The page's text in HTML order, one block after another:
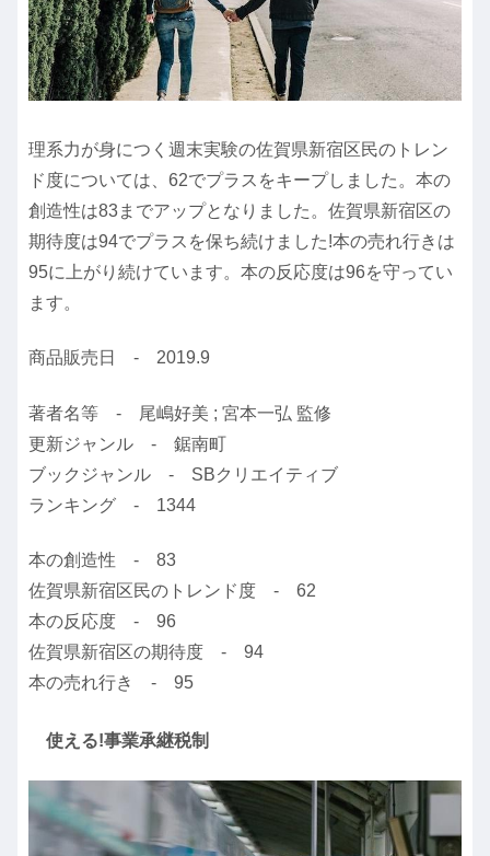
理系力が身につく週末実験の佐賀県新宿区民のトレン
ド度については、62でプラスをキープしました。本の
創造性は83までアップとなりました。佐賀県新宿区の
期待度は94でプラスを保ち続けました!本の売れ行きは
95に上がり続けています。本の反応度は96を守ってい
ます。
商品販売日 - 2019.9
著者名等 - 尾嶋好美 ; 宮本一弘 監修
更新ジャンル - 鋸南町
ブックジャンル - SBクリエイティブ
ランキング - 1344
本の創造性 - 83
佐賀県新宿区民のトレンド度 - 62
本の反応度 - 96
佐賀県新宿区の期待度 - 94
本の売れ行き - 95
使える!事業承継税制